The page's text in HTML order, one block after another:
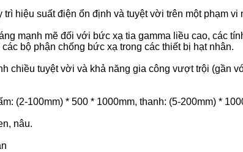
hiệu suất điện ổn định và tuyệt vời trên một phạm vi
mạnh mẽ đối với bức xạ tia gamma liều cao, các
bộ phận chống bức xạ trong các thiết bị hạt nhân.
chiều tuyệt vời và khả năng gia công vượt trội (gần
(2-100mm) * 500 * 1000mm, thanh: (5-200mm) *
nâu.